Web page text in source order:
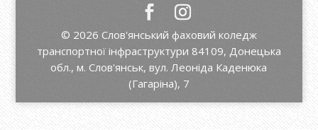
© 2026 Слов'янський фаховий коледж
транспортної інфраструктури 84109, Донецька
обл., м. Слов'янськ, вул. Леоніда Каденюка
(Гагаріна), 7